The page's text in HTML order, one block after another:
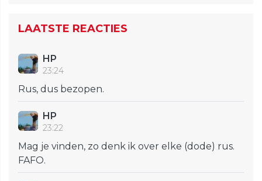
LAATSTE REACTIES
HP
23:24
Rus, dus bezopen.
HP
23:22
Mag je vinden, zo denk ik over elke (dode) rus.
FAFO.